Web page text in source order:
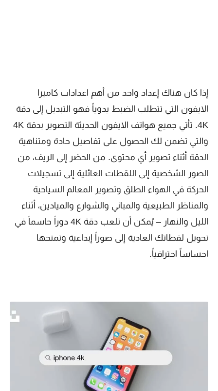
إذا كان هناك إعداد واحد من أهم اعدادات كاميرا
الايفون التي تتطلب الضبط يدوياً فهو التبديل إلى دقة
4K. تأتي جميع هواتف الايفون الحديثة التصوير بدقة 4K
والتي تضمن لك الحصول على تفاصيل حادة ومتناهية
الدقة أثناء تصوير أي محتوى. من الحضر إلى الريف، من
الصور الشخصية إلى اللقطات العائلية إلى تسجيلات
الحركة في الهواء الطلق وتصوير المعالم السياحية
والمناظر الطبيعية والمباني والشوارع والميادين، أثناء
الليل والنهار – يُمكن أن تلعب دقة 4K دوراً حاسماً في
تحويل لقطاتك العادية إلى صوراً إبداعية وتمنحها
احساساً احترافياً.